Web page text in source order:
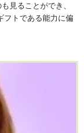
見ることができ、
フトである能力に偏